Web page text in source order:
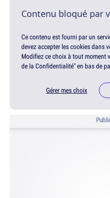
Contenu bloqué par
Ce contenu est fourni par un
devez accepter les cookies dans
Modifiez ce choix à tout moment
de la Confidentialité" en bas de
Gérer mes choix